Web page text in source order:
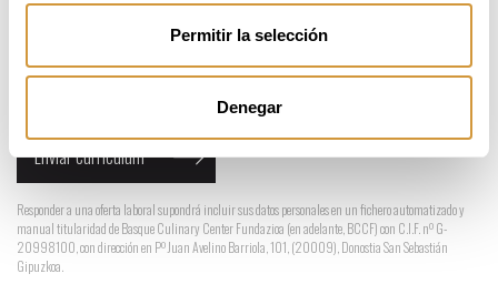
Permitir la selección
Denegar
espacios y guiones _ - en los nombres de los ficheros.
Sólo están permitidos ficheros de tipo pdf, doc, zip, rar
He leído y acepto lascondiciones
Responder a una oferta laboral supondrá incluir sus datos personales en un fichero automatizado y
manual titularidad de Basque Culinary Center Fundazioa (en adelante, BCCF) con C.I.F. nº G-
20998100, con dirección en Pº Juan Avelino Barriola, 101, (20009), Donostia San Sebastián
Gipuzkoa.